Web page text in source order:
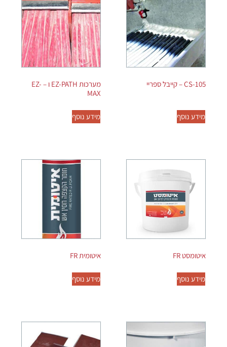
CS-105 – קייבל ספריי
מידע נוסף
מערכות EZ-PATH ו – EZ-
MAX
מידע נוסף
איטומסט FR
מידע נוסף
איטומית FR
מידע נוסף